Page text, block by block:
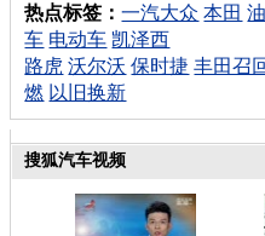
热点标签：一汽大众 本田
车 电动车 凯泽西
路虎 沃尔沃 保时捷 丰田召
燃 以旧换新
搜狐汽车视频